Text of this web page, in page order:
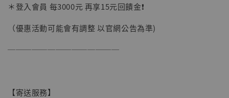
＊登入會員 每3000元 再享15元回饋金❗️
（優惠活動可能會有調整 以官網公告為準)
──────────────
【寄送服務】